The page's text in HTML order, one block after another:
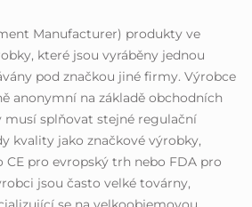
Manufacturer) produkty ve
které jsou vyráběny jednou
pod značkou jiné firmy. Výrobce
anonymní na základě obchodních
splňovat stejné regulační
kvality jako značkové výrobky,
pro evropský trh nebo FDA pro
jsou často velké továrny,